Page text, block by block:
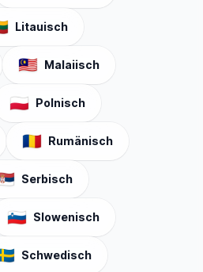
Litauisch
🇲🇾 Malaiisch
🇵🇱 Polnisch
🇷🇴 Rumänisch
Serbisch
🇸🇮 Slowenisch
Schwedisch